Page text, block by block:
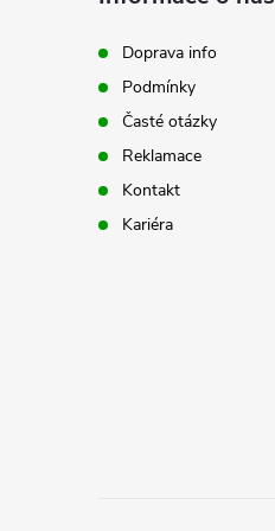
Doprava info
Podmínky
Časté otázky
Reklamace
Kontakt
Kariéra